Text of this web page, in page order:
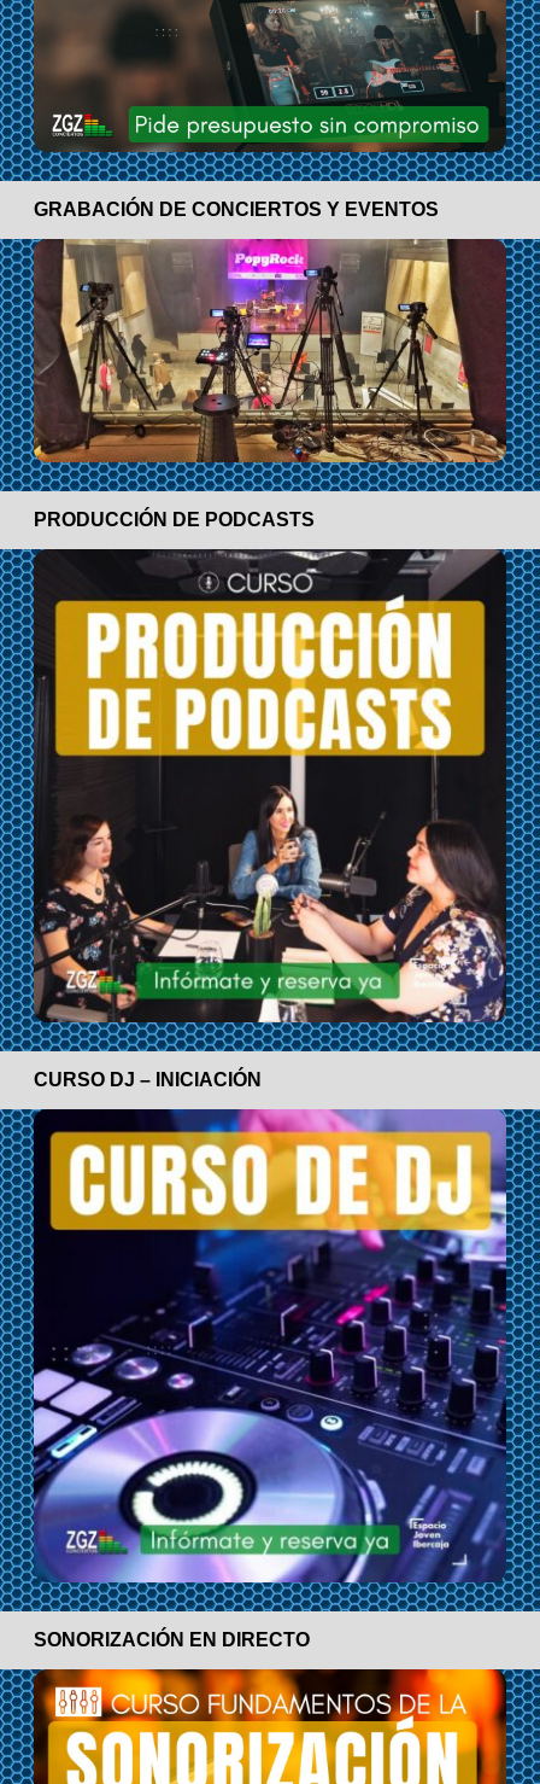
GRABACIÓN DE CONCIERTOS Y EVENTOS
PRODUCCIÓN DE PODCASTS
CURSO DJ – INICIACIÓN
SONORIZACIÓN EN DIRECTO